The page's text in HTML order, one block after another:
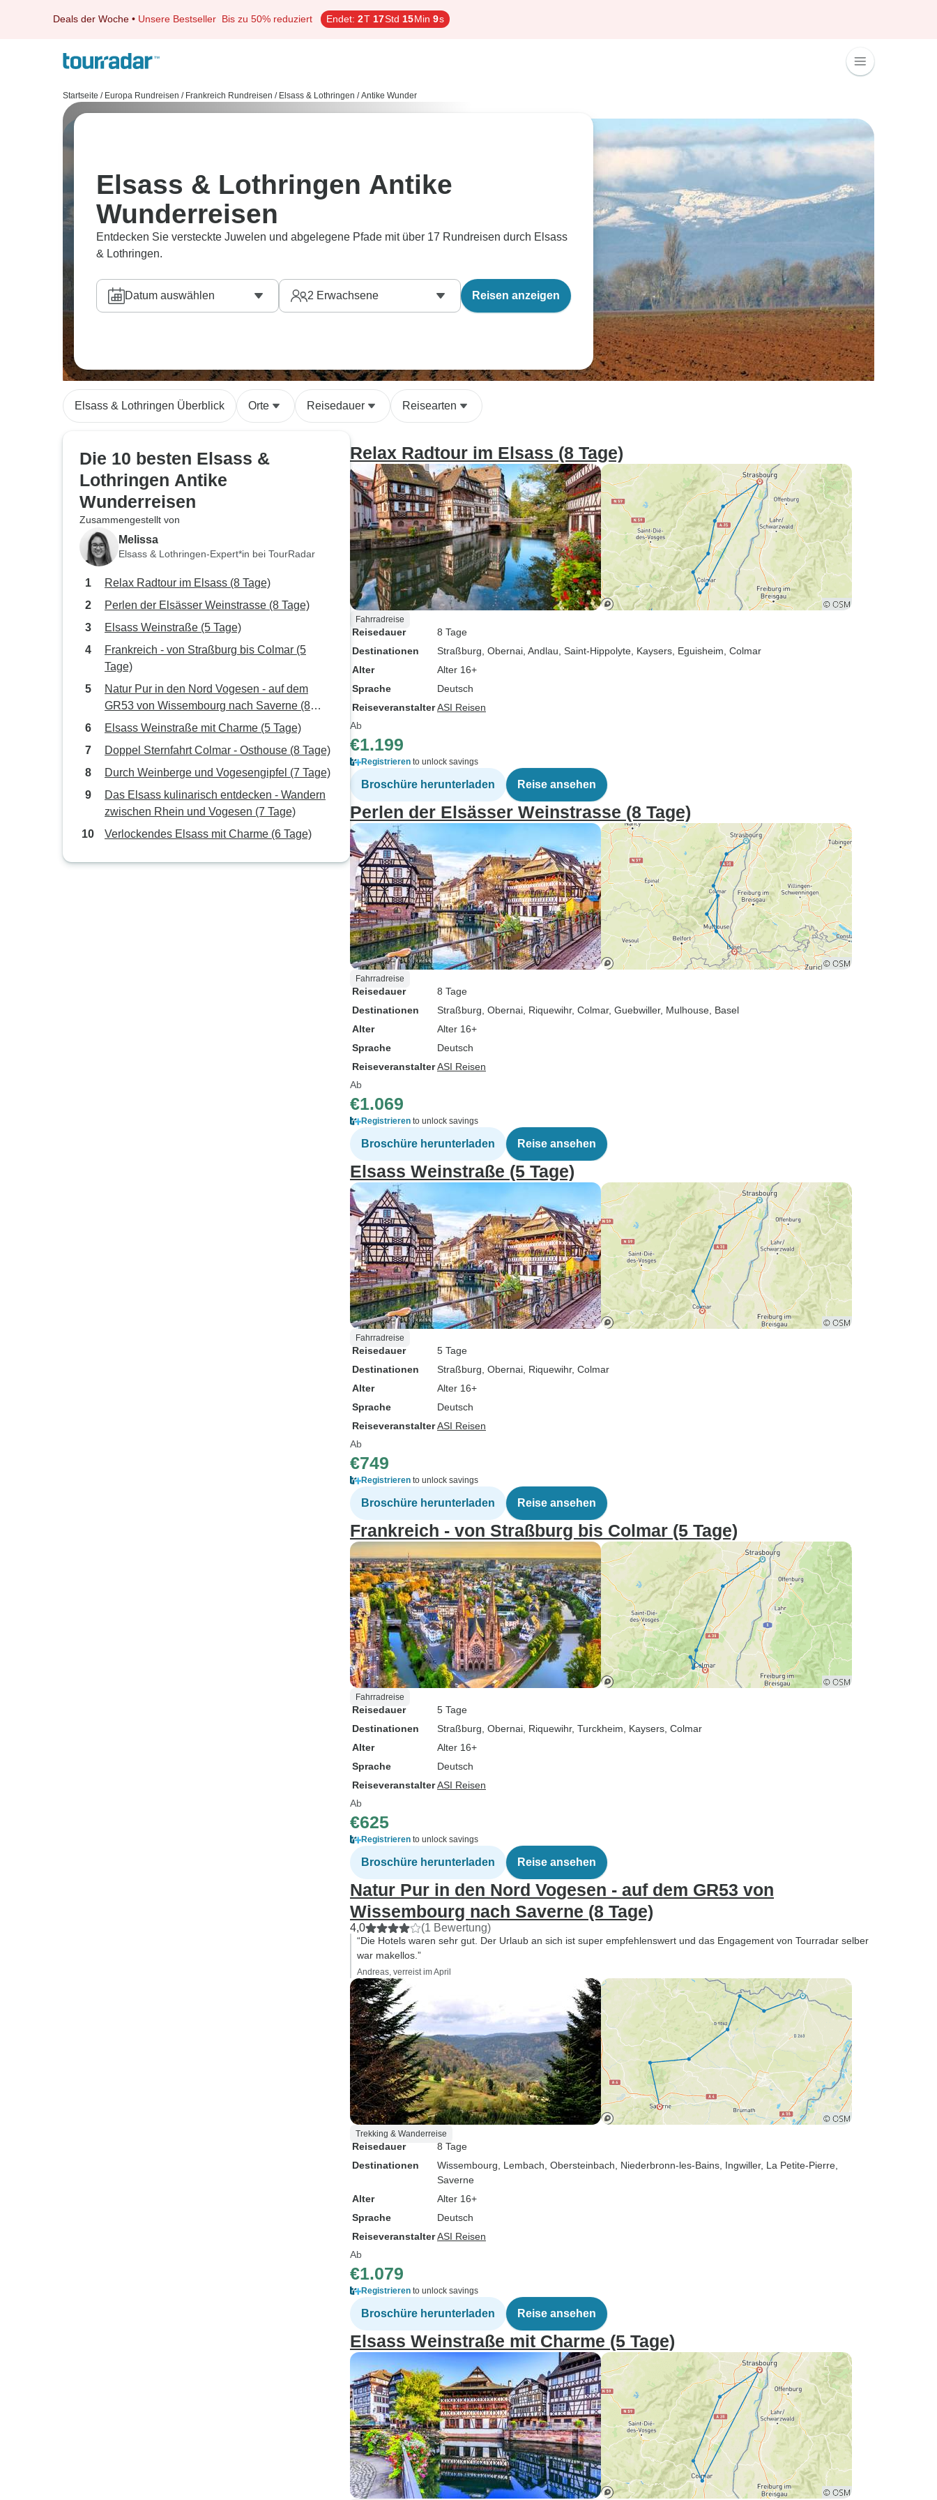
Deals der Woche • Unsere Bestseller Bis zu 50% reduziert Endet: 2T 17Std 15Min 8s
Startseite / Europa Rundreisen / Frankreich Rundreisen / Elsass & Lothringen / Antike Wunder
Elsass & Lothringen Antike
Wunderreisen
Entdecken Sie versteckte Juwelen und abgelegene Pfade mit über 17 Rundreisen durch Elsass
& Lothringen.
Datum auswählen 2 Erwachsene Reisen anzeigen
Elsass & Lothringen Überblick Orte Reisedauer Reisearten
Die 10 besten Elsass &
Lothringen Antike
Wunderreisen
Zusammengestellt von
Melissa
Elsass & Lothringen-Expert*in bei TourRadar
Relax Radtour im Elsass (8 Tage)
Perlen der Elsässer Weinstrasse (8 Tage)
Elsass Weinstraße (5 Tage)
Frankreich - von Straßburg bis Colmar (5
Tage)
Natur Pur in den Nord Vogesen - auf dem
GR53 von Wissembourg nach Saverne (8
Tage)
Elsass Weinstraße mit Charme (5 Tage)
Doppel Sternfahrt Colmar - Osthouse (8 Tage)
Durch Weinberge und Vogesengipfel (7 Tage)
Das Elsass kulinarisch entdecken - Wandern
zwischen Rhein und Vogesen (7 Tage)
Verlockendes Elsass mit Charme (6 Tage)
Relax Radtour im Elsass (8 Tage)
Fahrradreise
Reisedauer
8 Tage
Destinationen
Straßburg , Obernai , Andlau , Saint-Hippolyte , Kaysers , Eguisheim , Colmar
Alter
Alter 16+
Sprache
Deutsch
ReiseveranstalterASI Reisen
Ab
€1.199
Registrieren to unlock savings
Broschüre herunterladen Reise ansehen
Perlen der Elsässer Weinstrasse (8 Tage)
Fahrradreise
Reisedauer
8 Tage
Destinationen
Straßburg , Obernai , Riquewihr, Colmar, Guebwiller, Mulhouse , Basel
Alter
Alter 16+
Sprache
Deutsch
ReiseveranstalterASI Reisen
Ab
€1.069
Registrieren to unlock savings
Broschüre herunterladen Reise ansehen
Elsass Weinstraße (5 Tage)
Fahrradreise
Reisedauer
5 Tage
Destinationen
Straßburg , Obernai , Riquewihr, Colmar
Alter
Alter 16+
Sprache
Deutsch
ReiseveranstalterASI Reisen
Ab
€749
Registrieren to unlock savings
Broschüre herunterladen Reise ansehen
Frankreich - von Straßburg bis Colmar (5 Tage)
Fahrradreise
Reisedauer
5 Tage
Destinationen
Straßburg , Obernai , Riquewihr, Turckheim , Kaysers , Colmar
Alter
Alter 16+
Sprache
Deutsch
ReiseveranstalterASI Reisen
Ab
€625
Registrieren to unlock savings
Broschüre herunterladen Reise ansehen
Natur Pur in den Nord Vogesen - auf dem GR53 von
Wissembourg nach Saverne (8 Tage)
4,0 (1 Bewertung)
“Die Hotels waren sehr gut. Der Urlaub an sich ist super empfehlenswert und das Engagement von Tourradar selber
war makellos.”
Andreas, verreist im April
Trekking & Wanderreise
Reisedauer
8 Tage
Destinationen
Wissembourg , Lembach , Obersteinbach , Niederbronn-les-Bains , Ingwiller, La Petite-Pierre
Saverne
Alter
Alter 16+
Sprache
Deutsch
ReiseveranstalterASI Reisen
Ab
€1.079
Registrieren to unlock savings
Broschüre herunterladen Reise ansehen
Elsass Weinstraße mit Charme (5 Tage)